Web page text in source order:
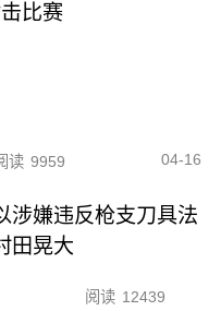
比赛
读 9959 04-16
涉嫌违反枪支刀具法
田晃大
阅读 12439